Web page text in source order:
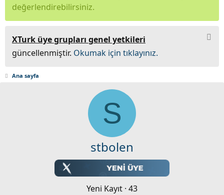
değerlendirebilirsiniz.
XTurk üye grupları genel yetkileri
güncellenmiştir. Okumak için tıklayınız.
Ana sayfa
S
stbolen
Yeni Kayıt · 43